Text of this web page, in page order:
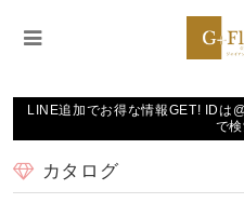
LINE追加でお得な情報GET! ID
で検
カタログ